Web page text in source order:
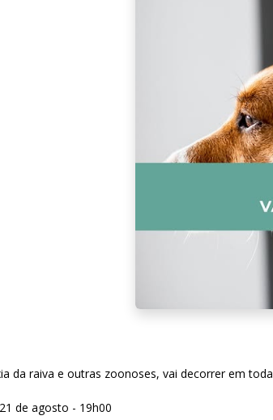
da raiva e outras zoonoses, vai decorrer em
de agosto - 19h00